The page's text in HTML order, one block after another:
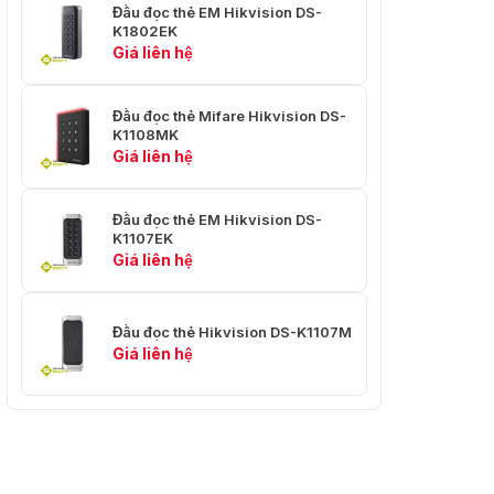
Đầu đọc thẻ EM Hikvision DS-
K1802EK
Giá liên hệ
Đầu đọc thẻ Mifare Hikvision DS-
K1108MK
Giá liên hệ
Đầu đọc thẻ EM Hikvision DS-
K1107EK
Giá liên hệ
Đầu đọc thẻ Hikvision DS-K1107M
Giá liên hệ